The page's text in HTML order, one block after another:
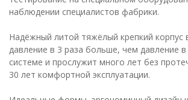
наблюдении специалистов фабрики.
Надёжный литой тяжёлый крепкий корпус
давление в 3 раза больше, чем давление
системе и прослужит много лет без
30 лет комфортной эксплуатации.